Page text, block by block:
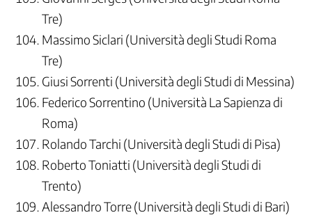
Tre)
Massimo Siclari (Università degli Studi Roma
Tre)
Giusi Sorrenti (Università degli Studi di Messina)
Federico Sorrentino (Università La Sapienza di
Roma)
Rolando Tarchi (Università degli Studi di Pisa)
Roberto Toniatti (Università degli Studi di
Trento)
Alessandro Torre (Università degli Studi di Bari)